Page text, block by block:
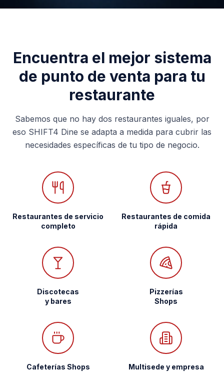
Encuentra el mejor sistema
de punto de venta para tu
restaurante
Sabemos que no hay dos restaurantes iguales, por
eso SHIFT4 Dine se adapta a medida para cubrir las
necesidades específicas de tu tipo de negocio.
Restaurantes de servicio
completo
Restaurantes de comida
rápida
Discotecas
y bares
Pizzerías
Shops
Cafeterías Shops Multisede y empresa